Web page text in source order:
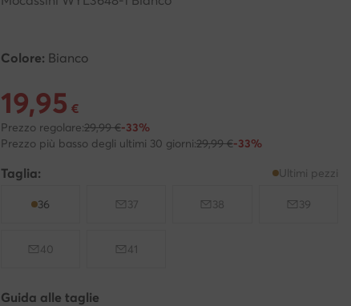
Colore: Bianco
Prezzo attuale 19,95 €
19,95 €
Prezzo regolare:29,99 €-33%
Prezzo più basso degli ultimi 30 giorni:29,99 €-33%
Taglia: Ultimi pezzi
36 37 38 39
40 41
Guida alle taglie